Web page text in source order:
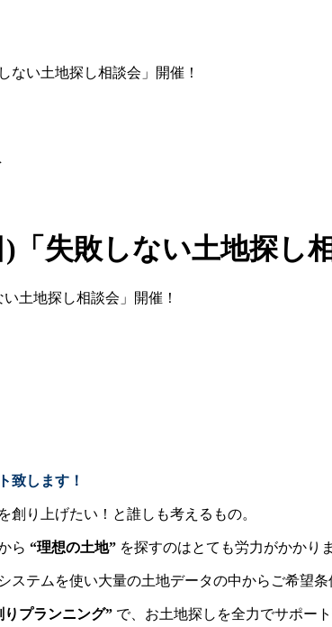
ない土地探し相談会」開催！
)「失敗しない土地探し
致します！
創り上げたい！と誰しも考えるもの。
ら “理想の土地” を探すのはとても労力がかかりま
ステムを使い大量の土地データの中からご希望
りプランニング” で、お土地探しを全力でサポート